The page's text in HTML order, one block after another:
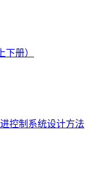
下册）
控制系统设计方法